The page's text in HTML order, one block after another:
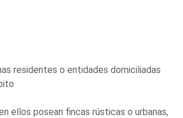
residentes o entidades domiciliadas
ellos posean fincas rústicas o urbanas,